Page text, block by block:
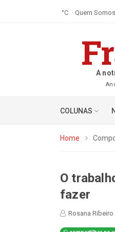
°C Quem Somos
A
COLUNAS
Home
O
fazer
Rosana Ribeiro